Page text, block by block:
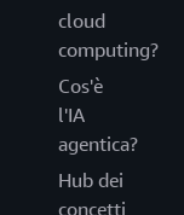
cloud
computing?
Cos'è
l'IA
agentica?
Hub dei
concetti